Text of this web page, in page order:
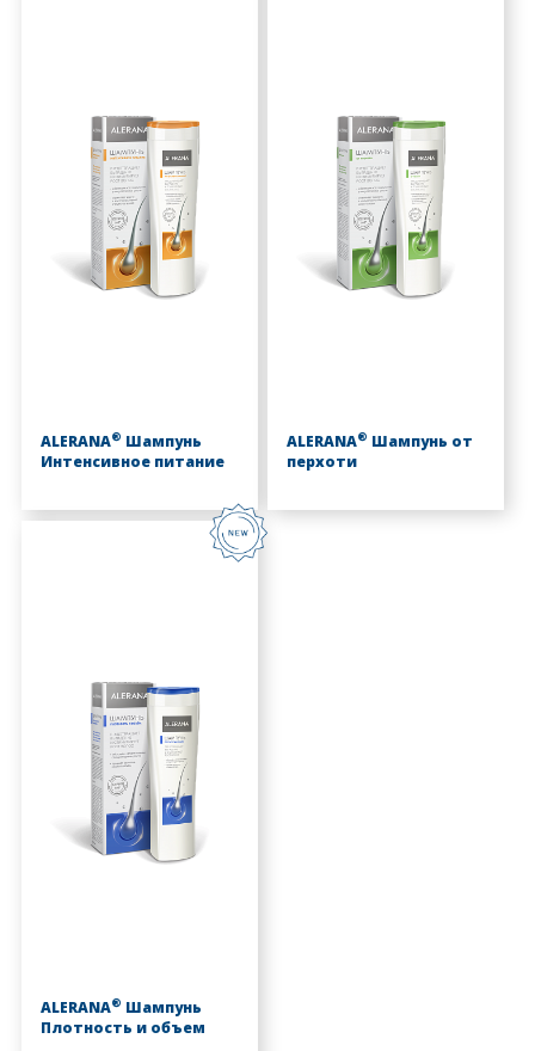
ALERANA® Шампунь
Интенсивное питание
ALERANA® Шампунь от
перхоти
ALERANA® Шампунь
Плотность и объем